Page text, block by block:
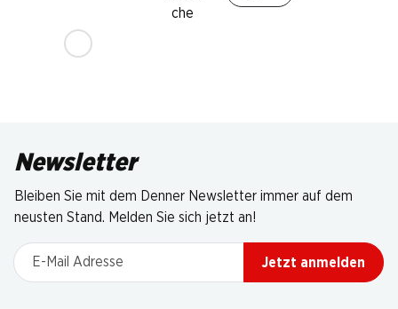
che
* Konkurrenzvergleich
Newsletter
Bleiben Sie mit dem Denner Newsletter immer auf dem
neusten Stand. Melden Sie sich jetzt an!
E-Mail Adresse
Jetzt anmelden